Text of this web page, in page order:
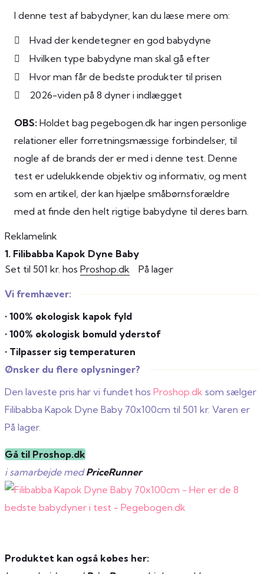
I denne test af babydyner, kan du læse mere om:
Hvad der kendetegner en god babydyne
Hvilken type babydyne man skal gå efter
Hvor man får de bedste produkter til prisen
2026-viden på 8 dyner i indlægget
OBS: Holdet bag pegebogen.dk har ingen personlige
relationer eller forretningsmæssige forbindelser, til
nogle af de brands der er med i denne test. Denne
test er udelukkende objektiv og informativ, og ment
som en artikel, der kan hjælpe småbørnsforældre
med at finde den helt rigtige babydyne til deres barn.
Reklamelink
1. Filibabba Kapok Dyne Baby
Set til 501 kr. hos Proshop.dk På lager
Vi fremhæver:
• 100% økologisk kapok fyld
• 100% økologisk bomuld yderstof
• Tilpasser sig temperaturen
Ønsker du flere oplysninger?
Den laveste pris har vi fundet hos Proshop.dk som sælger
Filibabba Kapok Dyne Baby 70x100cm til 501 kr. Varen er
På lager.
Gå til Proshop.dk
i samarbejde medPriceRunner
Produktet kan også købes her: